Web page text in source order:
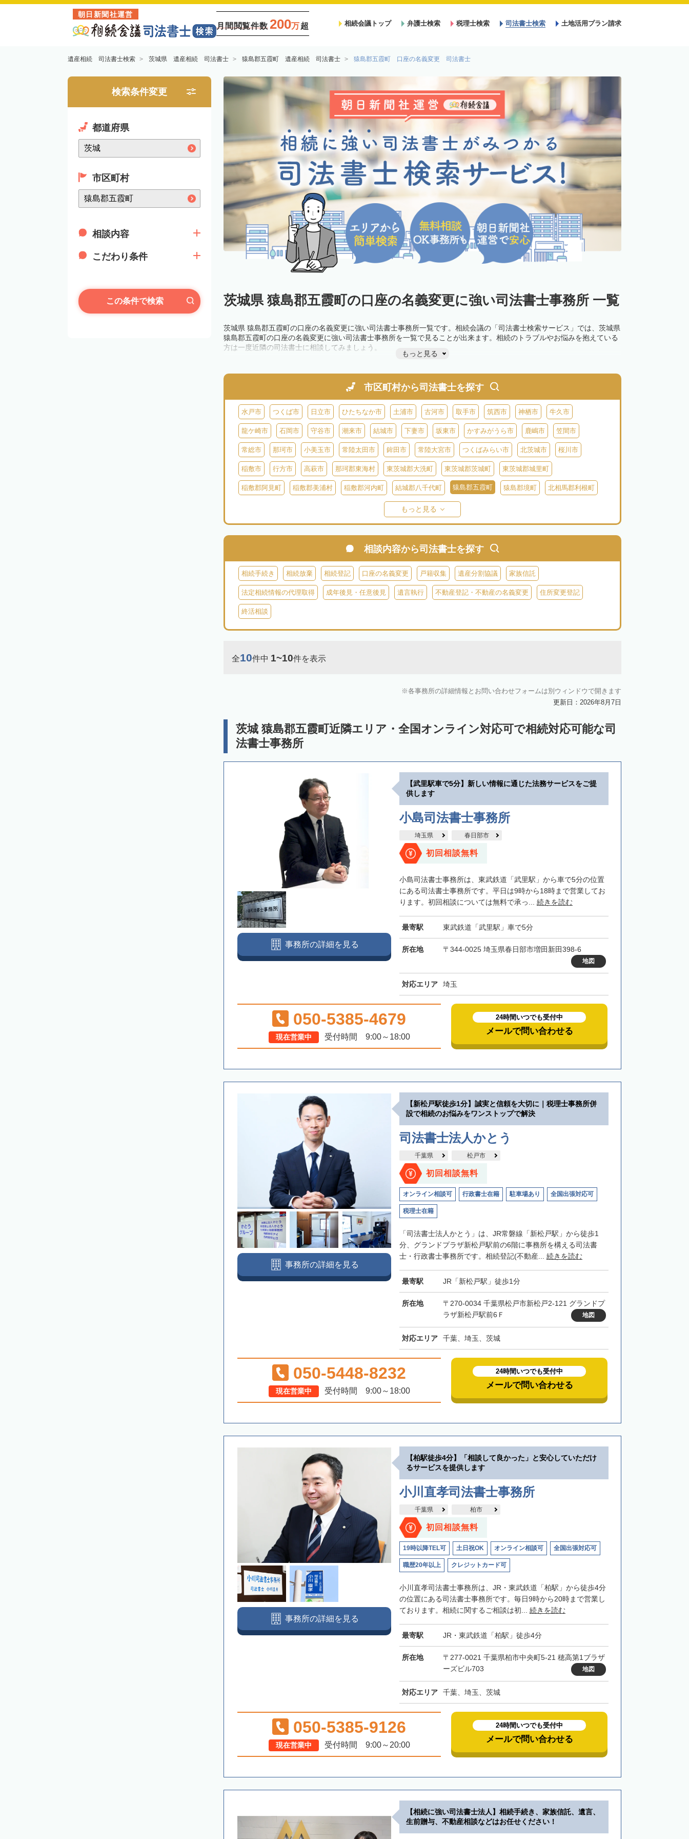
朝日新聞社運営
月間閲覧件数 200万超 相続会議トップ 弁護士検索 税理士検索 司法書士検索 土地活用プラン請求
遺産相続 司法書士検索 茨城県 遺産相続 司法書士 猿島郡五霞町 遺産相続 司法書士 猿島郡五霞町 口座の名義変更 司法書士
検索条件変更
都道府県
市区町村
相談内容
こだわり条件
この条件で検索 茨城県 猿島郡五霞町の口座の名義変更に強い司法書士事務所 一覧
茨城県 猿島郡五霞町の口座の名義変更に強い司法書士事務所一覧です。相続会議の「司法書士検索サービス」では、茨城県
猿島郡五霞町の口座の名義変更に強い司法書士事務所を一覧で見ることが出来ます。相続のトラブルやお悩みを抱えている
方は一度近隣の司法書士に相談してみましょう。
もっと見る
市区町村から司法書士を探す
水戸市 つくば市 日立市 ひたちなか市 土浦市 古河市 取手市 筑西市 神栖市 牛久市
龍ケ崎市 石岡市 守谷市 潮来市 結城市 下妻市 坂東市 かすみがうら市 鹿嶋市 笠間市
常総市 那珂市 小美玉市 常陸太田市 鉾田市 常陸大宮市 つくばみらい市 北茨城市 桜川市
稲敷市 行方市 高萩市 那珂郡東海村 東茨城郡大洗町 東茨城郡茨城町 東茨城郡城里町
稲敷郡阿見町 稲敷郡美浦村 稲敷郡河内町 結城郡八千代町 猿島郡五霞町 猿島郡境町 北相馬郡利根町
もっと見る
相談内容から司法書士を探す
相続手続き 相続放棄 相続登記 口座の名義変更 戸籍収集 遺産分割協議 家族信託
法定相続情報の代理取得 成年後見・任意後見 遺言執行 不動産登記・不動産の名義変更 住所変更登記
終活相談
全10件中 1~10件を表示
各事務所の詳細情報とお問い合わせフォームは別ウィンドウで開きます
更新日：2026年8月7日
茨城 猿島郡五霞町近隣エリア・全国オンライン対応可で相続対応可能な司
法書士事務所
【武里駅車で5分】新しい情報に通じた法務サービスをご提
供します
小島司法書士事務所
埼玉県 春日部市
初回相談無料
小島司法書士事務所は、東武鉄道「武里駅」から車で5分の位置
にある司法書士事務所です。平日は9時から18時まで営業してお
ります。初回相談については無料で承っ... 続きを読む
最寄駅 東武鉄道「武里駅」車で5分
所在地 〒344-0025 埼玉県春日部市増田新田398-6
地図
対応エリア 埼玉
事務所の詳細を見る
050-5385-4679
現在営業中 受付時間 9:00～18:00
24時間いつでも受付中
メールで問い合わせる
【新松戸駅徒歩1分】誠実と信頼を大切に｜税理士事務所併
設で相続のお悩みをワンストップで解決
司法書士法人かとう
千葉県 松戸市
初回相談無料
オンライン相談可 行政書士在籍 駐車場あり 全国出張対応可
税理士在籍
「司法書士法人かとう」は、JR常磐線「新松戸駅」から徒歩1
分、グランドプラザ新松戸駅前の6階に事務所を構える司法書
士・行政書士事務所です。相続登記(不動産... 続きを読む
最寄駅 JR「新松戸駅」徒歩1分
所在地
〒270-0034 千葉県松戸市新松戸2-121 グランドプ
ラザ新松戸駅前6Ｆ
地図
対応エリア 千葉、埼玉、茨城
事務所の詳細を見る
050-5448-8232
現在営業中 受付時間 9:00～18:00
24時間いつでも受付中
メールで問い合わせる
【柏駅徒歩4分】「相談して良かった」と安心していただけ
るサービスを提供します
小川直孝司法書士事務所
千葉県 柏市
初回相談無料
19時以降TEL可 土日祝OK オンライン相談可 全国出張対応可
職歴20年以上 クレジットカード可
小川直孝司法書士事務所は、JR・東武鉄道「柏駅」から徒歩4分
の位置にある司法書士事務所です。毎日9時から20時まで営業し
ております。相続に関するご相談は初... 続きを読む
最寄駅 JR・東武鉄道「柏駅」徒歩4分
所在地
〒277-0021 千葉県柏市中央町5-21 穂高第1ブラザ
ーズビル703
地図
対応エリア 千葉、埼玉、茨城
事務所の詳細を見る
050-5385-9126
現在営業中 受付時間 9:00～20:00
24時間いつでも受付中
メールで問い合わせる
【相続に強い司法書士法人】相続手続き、家族信託、遺言、
生前贈与、不動産相談などはお任せください！